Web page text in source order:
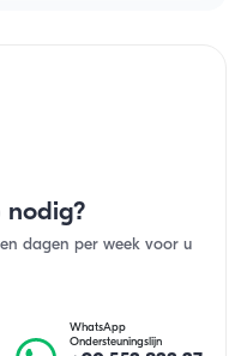
nodig?
dagen per week voor u
WhatsApp
Ondersteuningslijn